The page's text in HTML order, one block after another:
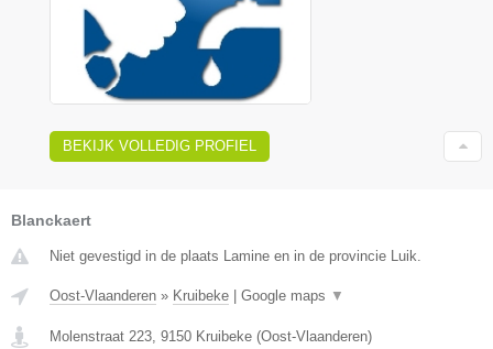
BEKIJK VOLLEDIG PROFIEL
Blanckaert
Niet gevestigd in de plaats Lamine en in de provincie Luik.
Oost-Vlaanderen » Kruibeke Google maps ▼
Molenstraat 223 9150 Kruibeke (Oost-Vlaanderen)